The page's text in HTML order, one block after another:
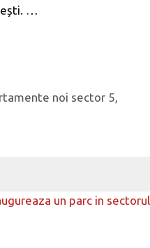
…
noi sector 5,